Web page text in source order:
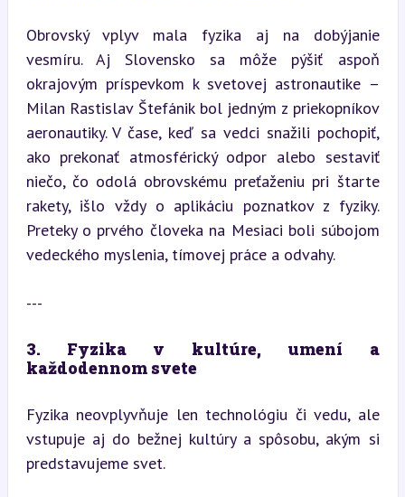
Obrovský vplyv mala fyzika aj na dobýjanie
vesmíru. Aj Slovensko sa môže pýšiť aspoň
okrajovým príspevkom k svetovej astronautike –
Milan Rastislav Štefánik bol jedným z priekopníkov
aeronautiky. V čase, keď sa vedci snažili pochopiť,
ako prekonať atmosférický odpor alebo sestaviť
niečo, čo odolá obrovskému preťaženiu pri štarte
rakety, išlo vždy o aplikáciu poznatkov z fyziky.
Preteky o prvého človeka na Mesiaci boli súbojom
vedeckého myslenia, tímovej práce a odvahy.
---
3. Fyzika v kultúre, umení a
každodennom svete
Fyzika neovplyvňuje len technológiu či vedu, ale
vstupuje aj do bežnej kultúry a spôsobu, akým si
predstavujeme svet.